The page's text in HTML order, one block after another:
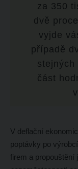
za 350
dvě
vyjde
případě
část
V deflační
poptávky po
firem a propouštění